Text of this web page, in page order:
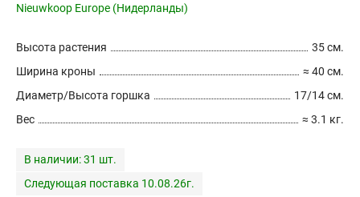
Nieuwkoop Europe (Нидерланды)
35 см.
Высота растения
≈ 40 см.
Ширина кроны
17/14 см.
Диаметр/Высота горшка
≈ 3.1 кг.
Вес
В наличии:31 шт.
Следующая поставка 10.08.26г.